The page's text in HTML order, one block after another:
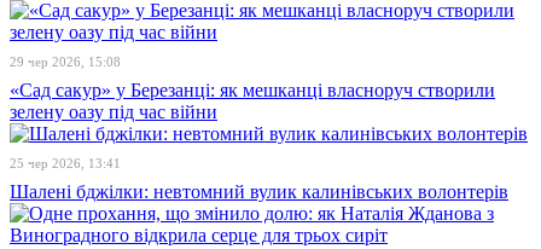
29 чер 2026, 15:08
«Сад сакур» у Березанці: як мешканці власноруч створили
зелену оазу під час війни
25 чер 2026, 13:41
Шалені бджілки: невтомний вулик калинівських волонтерів